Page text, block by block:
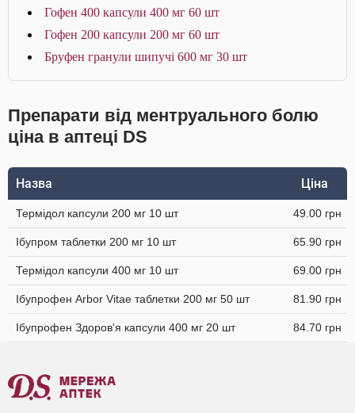
Гофен 400 капсули 400 мг 60 шт
Гофен 200 капсули 200 мг 60 шт
Бруфен гранули шипучі 600 мг 30 шт
Препарати від ментруального болю
ціна в аптеці DS
Назва Ціна
Термідол капсули 200 мг 10 шт 49.00 грн
Ібупром таблетки 200 мг 10 шт 65.90 грн
Термідол капсули 400 мг 10 шт 69.00 грн
Ібупрофен Arbor Vitae таблетки 200 мг 50 шт 81.90 грн
Ібупрофен Здоров'я капсули 400 мг 20 шт 84.70 грн